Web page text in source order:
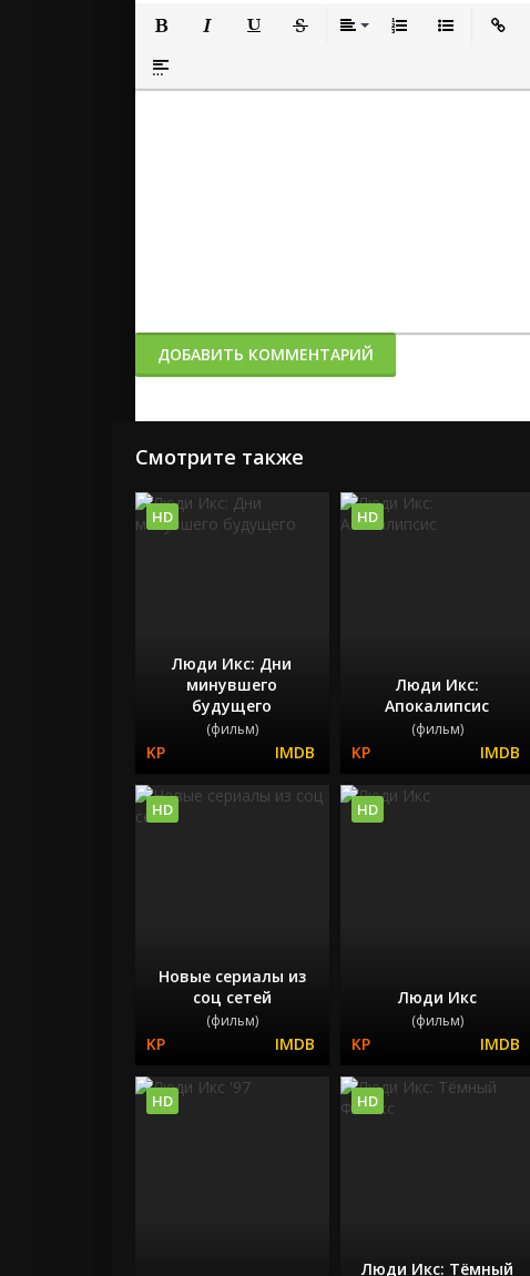
Полужирный
Вставка спойлера
ДОБАВИТЬ КОММЕНТАРИЙ
Смотрите также
Люди Икс: Дни
минувшего
будущего
(фильм)
HD
Люди Икс:
Апокалипсис
(фильм)
HD
Новые сериалы из
соц сетей
(фильм)
HD
Люди Икс
(фильм)
HD
HD
Люди Икс: Тёмный
HD